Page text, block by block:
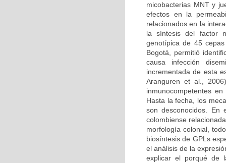
micobacterias MNT y
efectos en la
relacionados en la
la síntesis del factor
genotípica de 45
Bogotá, permitió
causa infección
incrementada de esta
Aranguren et al.,
inmunocompetentes
Hasta la fecha, los
son desconocidos. En
colombiense
morfología colonial,
biosíntesis de GPLs
el análisis de la
explicar el porqué de